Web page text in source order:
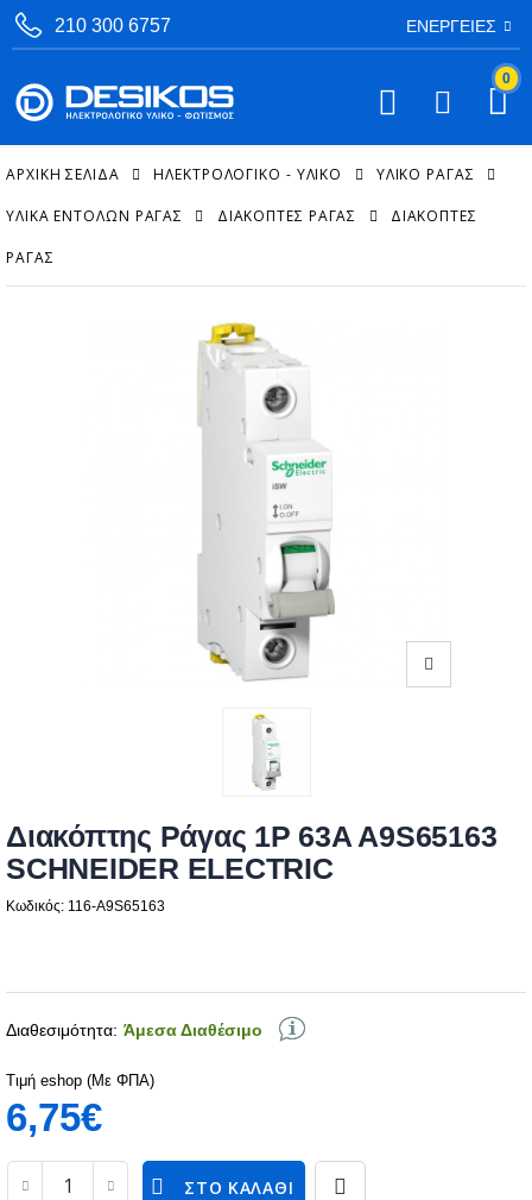
210 300 6757 ΕΝΈΡΓΕΙΕΣ
0
ΑΡΧΙΚΉ ΣΕΛΊΔΑ ΗΛΕΚΤΡΟΛΟΓΙΚΟ - ΥΛΙΚΟ ΥΛΙΚΌ ΡΆΓΑΣ
ΥΛΙΚΆ ΕΝΤΟΛΏΝ ΡΆΓΑΣ ΔΙΑΚΌΠΤΕΣ ΡΆΓΑΣ ΔΙΑΚΌΠΤΕΣ
ΡΆΓΑΣ
Διακόπτης Ράγας 1P 63A A9S65163
SCHNEIDER ELECTRIC
Κωδικός: 116-A9S65163
Διαθεσιμότητα: Άμεσα Διαθέσιμο
Τιμή eshop (Με ΦΠΑ)
6,75€
ΣΤΟ ΚΑΛΆΘΙ